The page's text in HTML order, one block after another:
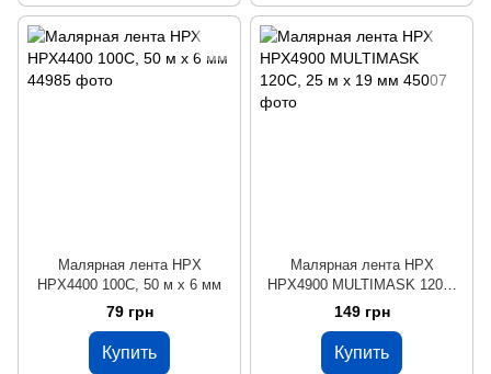
Малярная лента HPX
HPX4400 100С, 50 м x 6 мм
79 грн
Купить
Малярная лента HPX
HPX4900 MULTIMASK 120C,
25 м x 19 мм
149 грн
Купить